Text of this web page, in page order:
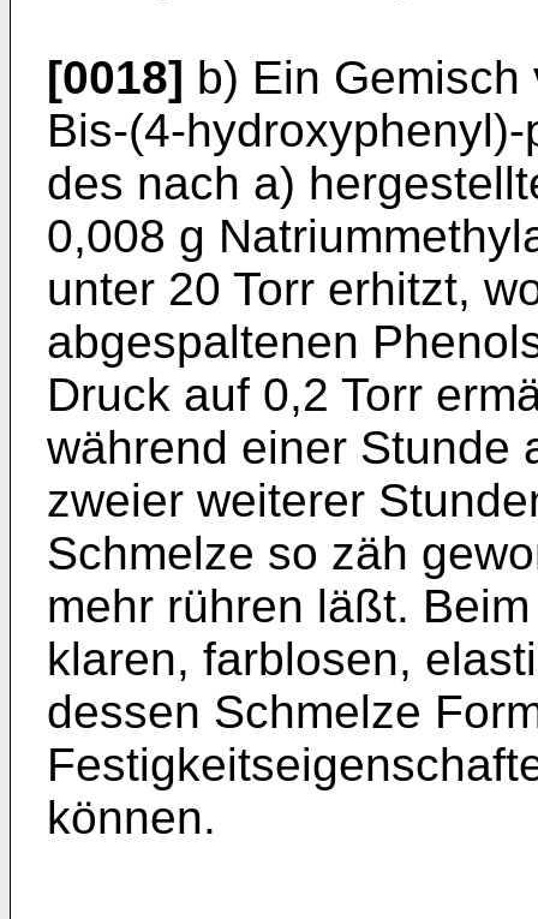
[0018] b) Ein
Bis-(4-
des nach a)
0,008 g
unter 20 Torr erhitzt,
abgespaltenen
Druck auf 0,2 Torr
während einer Stunde
zweier weiterer
Schmelze so zäh
mehr rühren läßt.
klaren, farblosen,
dessen Schmelze
können.